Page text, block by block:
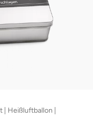
Heißluftballon |